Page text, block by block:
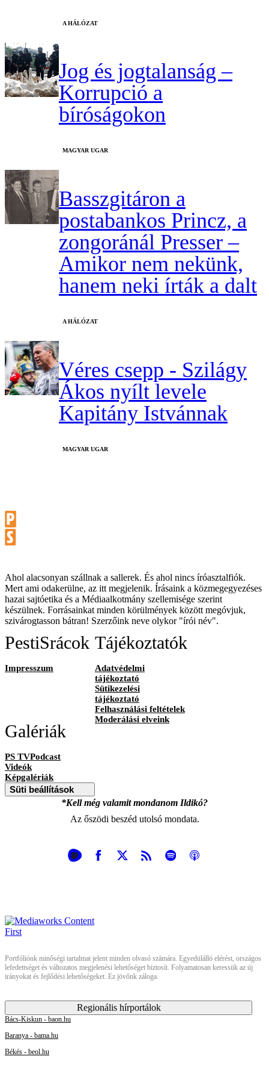
A HÁLÓZAT
Jog és jogtalanság –
Korrupció a
bíróságokon
MAGYAR UGAR
Basszgitáron a
postabankos Princz, a
zongoránál Presser –
Amikor nem nekünk,
hanem neki írták a dalt
A HÁLÓZAT
Véres csepp - Szilágy
Ákos nyílt levele
Kapitány Istvánnak
MAGYAR UGAR
Ahol alacsonyan szállnak a sallerek. És ahol nincs íróasztalfiók.
Mert ami odakerülne, az itt megjelenik. Írásaink a közmegegyezéses
hazai sajtóetika és a Médiaalkotmány szellemisége szerint
készülnek. Forrásainkat minden körülmények között megóvjuk,
szivárogtasson bátran! Szerzőink neve olykor "írói név".
PestiSrácok
Impresszum
Tájékoztatók
Adatvédelmi
tájékoztató
Sütikezelési
tájékoztató
Felhasználási feltételek
Moderálási elveink
Galériák
PS TVPodcast
Videók
Képgalériák
Süti beállítások
*Kell még valamit mondanom Ildikó?
Az őszödi beszéd utolsó mondata.
Portfóliónk minőségi tartalmat jelent minden olvasó számára. Egyedülálló elérést, országos
lefedettséget és változatos megjelenési lehetőséget biztosít. Folyamatosan keressük az új
irányokat és fejlődési lehetőségeket. Ez jövőnk záloga.
Regionális hírportálok
Bács-Kiskun - baon.hu
Baranya - bama.hu
Békés - beol.hu